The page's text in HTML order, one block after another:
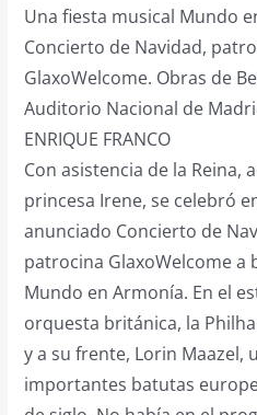
Una fiesta musical Mundo
Concierto de Navidad,
GlaxoWelcome. Obras de
Auditorio Nacional de
ENRIQUE FRANCO
Con asistencia de la Reina,
princesa Irene, se celebró
anunciado Concierto de
patrocina GlaxoWelcome a
Mundo en Armonía. En el
orquesta británica, la
y a su frente, Lorin Maazel,
importantes batutas